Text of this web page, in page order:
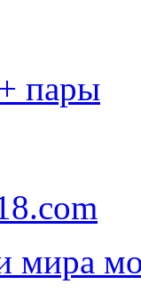
пары
мира